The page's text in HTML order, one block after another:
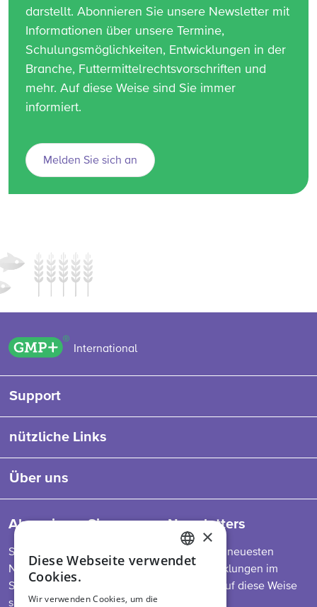
darstellt. Abonnieren Sie unsere Newsletter mit
Informationen über unsere Termine,
Schulungsmöglichkeiten, Entwicklungen in der
Branche, Futtermittelrechtsvorschriften und
mehr. Auf diese Weise sind Sie immer
informiert.
Melden Sie sich an
GMP+ logo
International
Support
nützliche Links
Über uns
Abonnieren Sie unseren Newsletters
So bleiben Sie auf dem Laufenden über die neuesten
Nachrichten zu unserem Programm, Entwicklungen im
Sektor, Futtermittelvorschriften und mehr. Auf diese Weise
sind Sie immer informiert.
ENGLISH
×
Diese Webseite verwendet
Cookies.
Wir verwenden Cookies, um die